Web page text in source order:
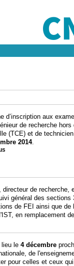
d’inscription aux
de recherche
(TCE) et de
2014.
directeur de
général des
de FEI ainsi que de
en remplacement
lieu le 4 décembre
de
pour celles et ceux